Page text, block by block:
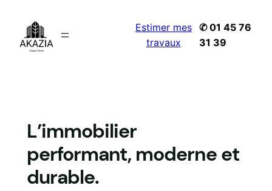
contenu
Estimer mes
travaux
✆ 01 45 76
31 39
L’immobilier
performant, moderne et
durable.